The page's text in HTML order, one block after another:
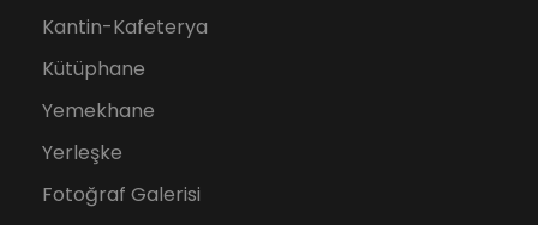
Kantin-Kafeterya
Kütüphane
Yemekhane
Yerleşke
Fotoğraf Galerisi